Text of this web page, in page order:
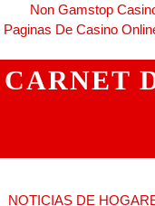
Non Gamstop
Paginas De Casino
CARNET
NOTICIAS DE